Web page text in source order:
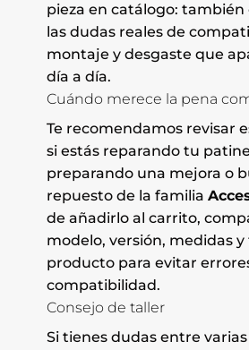
pieza en catálogo: también
las dudas reales de
montaje y desgaste que
día a día.
Cuándo merece la pena
Te recomendamos revisar
si estás reparando tu
preparando una mejora o
repuesto de la familia
de añadirlo al carrito,
modelo, versión, medidas y
producto para evitar
compatibilidad.
Consejo de taller
Si tienes dudas entre